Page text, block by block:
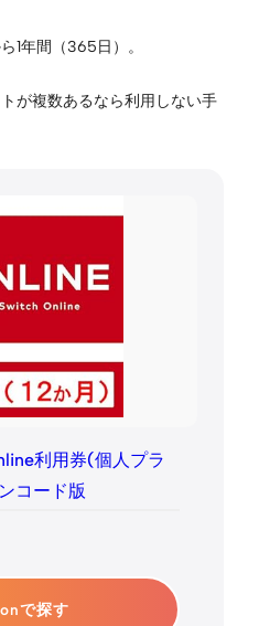
1年間（365日）。
が複数あるなら利用しない手
利用券(個人プラ
コード版
で探す